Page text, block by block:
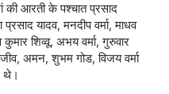
की आरती के पश्चात प्रसाद
यादव, मनदीप वर्मा, माधव
शिव्वू, अभय वर्मा, गुरुवार
अमन, शुभम गोड, विजय वर्मा
थे।